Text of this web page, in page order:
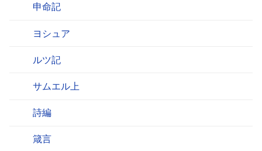
申命記
ヨシュア
ルツ記
サムエル上
詩編
箴言